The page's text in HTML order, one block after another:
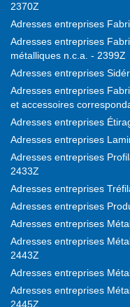
2370Z
Adresses entreprises
Adresses entreprises
métalliques n.c.a. - 2399Z
Adresses entreprises
Adresses entreprises
et accessoires
Adresses entreprises
Adresses entreprises
Adresses entreprises
2433Z
Adresses entreprises
Adresses entreprises
Adresses entreprises
Adresses entreprises
2443Z
Adresses entreprises
Adresses entreprises
2445Z